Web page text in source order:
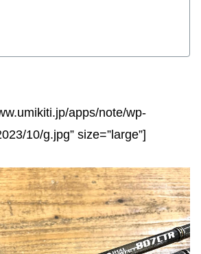
apps/note/wp-
10/g.jpg” size=”large”]